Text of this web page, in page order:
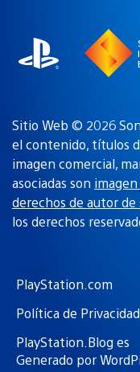
Sitio Web © 2026
el contenido, títulos
imagen comercial,
asociadas son
derechos de autor
los derechos
PlayStation.com
Política de Privacidad
PlayStation.Blog es
Generado por